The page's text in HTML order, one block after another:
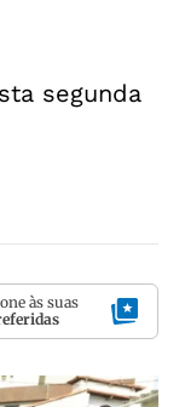
segunda
às suas